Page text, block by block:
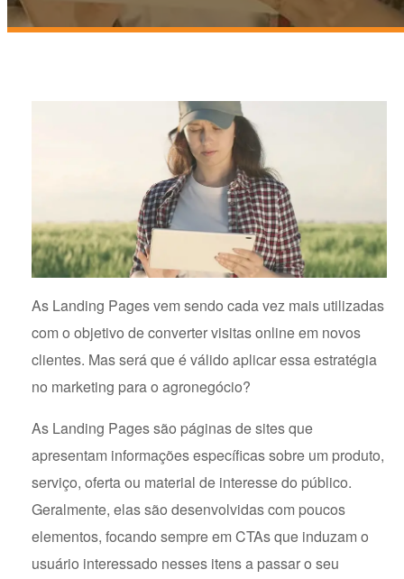
As Landing Pages vem sendo cada vez mais utilizadas
com o objetivo de converter visitas online em novos
clientes. Mas será que é válido aplicar essa estratégia
no marketing para o agronegócio?
As Landing Pages são páginas de sites que
apresentam informações específicas sobre um produto,
serviço, oferta ou material de interesse do público.
Geralmente, elas são desenvolvidas com poucos
elementos, focando sempre em CTAs que induzam o
usuário interessado nesses itens a passar o seu